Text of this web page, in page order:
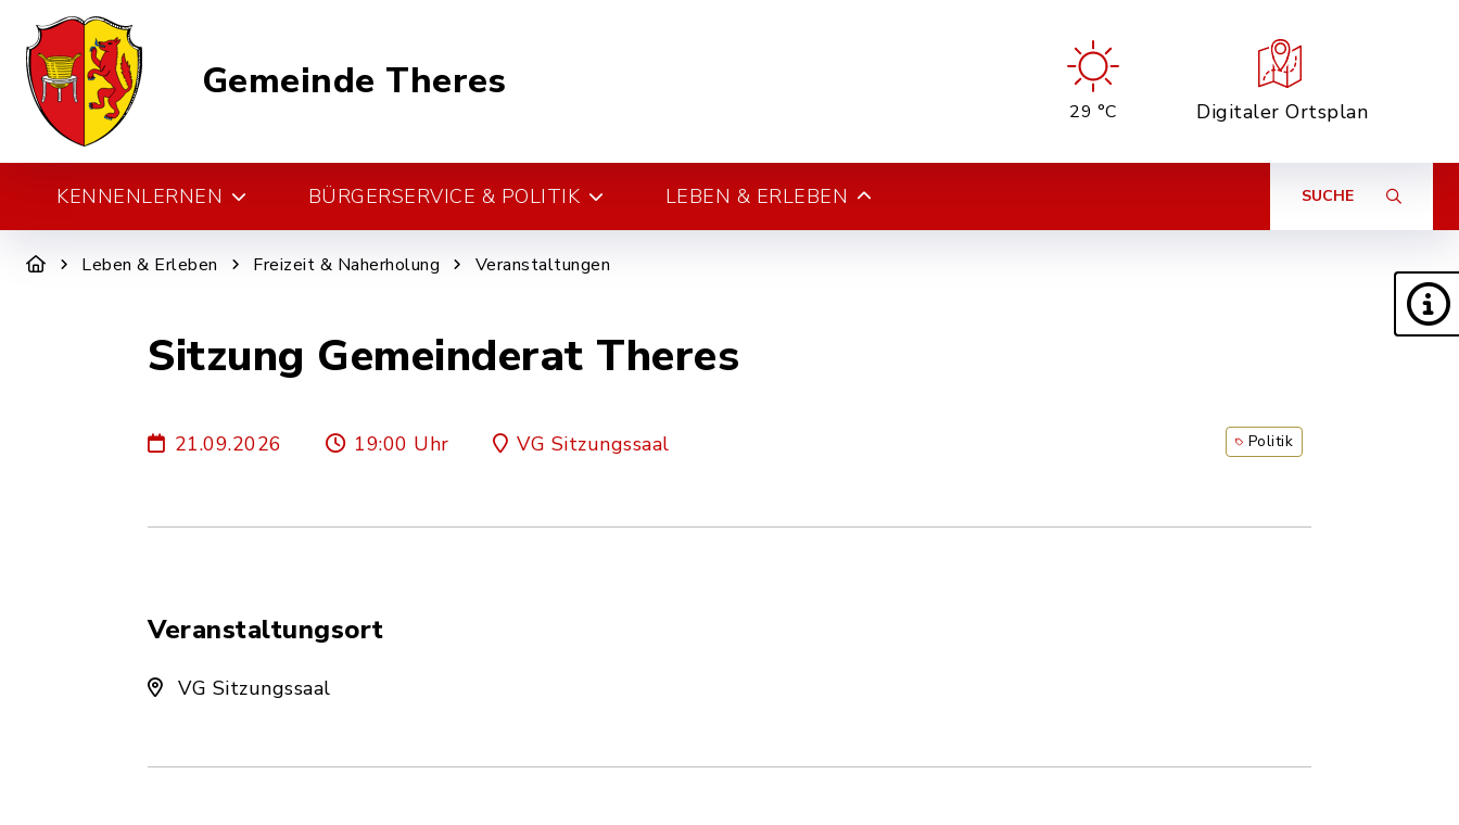
Gemeinde Theres
29 °C Digitaler Ortsplan
KENNENLERNEN BÜRGERSERVICE & POLITIK LEBEN & ERLEBEN SUCHE
Leben & Erleben Freizeit & Naherholung Veranstaltungen
Sitzung Gemeinderat Theres
21.09.2026 19:00 Uhr VG Sitzungssaal Politik
Veranstaltungsort
VG Sitzungssaal